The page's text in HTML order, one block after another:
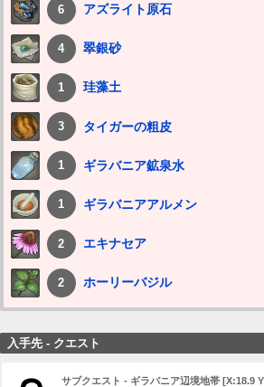
6 アズライト原石
4 翠銀砂
1 珪藻土
3 タイガーの粗皮
1 ギラバニア鉱泉水
1 ギラバニアアルメン
2 エキナセア
2 ホーリーバジル
入手先 - クエスト
サブクエスト - ギラバニア辺境地帯 [X:18.9